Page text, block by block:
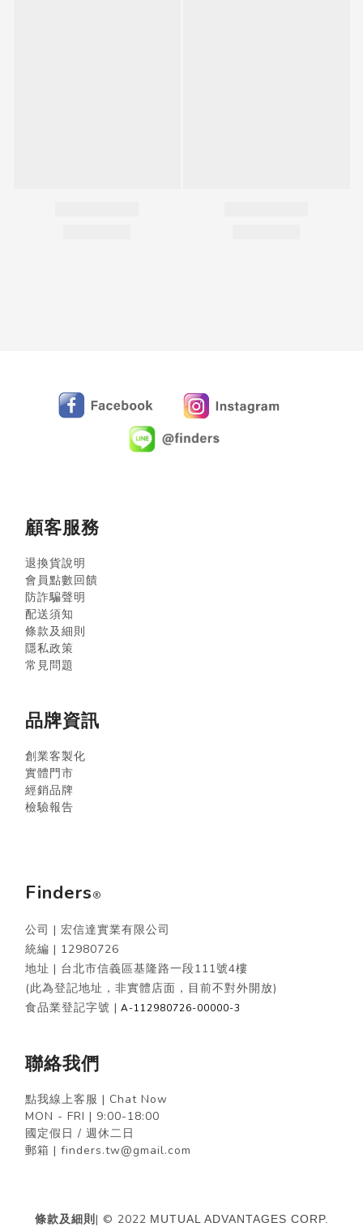
顧客服務
退換貨說明
會員點數回饋
防詐騙聲明
配送須知
條款及細則
隱私政策
常見問題
品牌資訊
創業客製化
實體門市
經銷品牌
檢驗報告
Finders®
公司 | 宏信達實業有限公司
統編 | 12980726
地址 | 台北市信義區基隆路一段111號4樓
(此為登記地址，非實體店面，目前不對外開放)
食品業登記字號 | A-112980726-00000-3
聯絡我們
點我線上客服 | Chat Now
MON - FRI | 9:00-18:00
國定假日 / 週休二日
郵箱 | finders.tw@gmail.com
條款及細則| © 2022 MUTUAL ADVANTAGES CORP.